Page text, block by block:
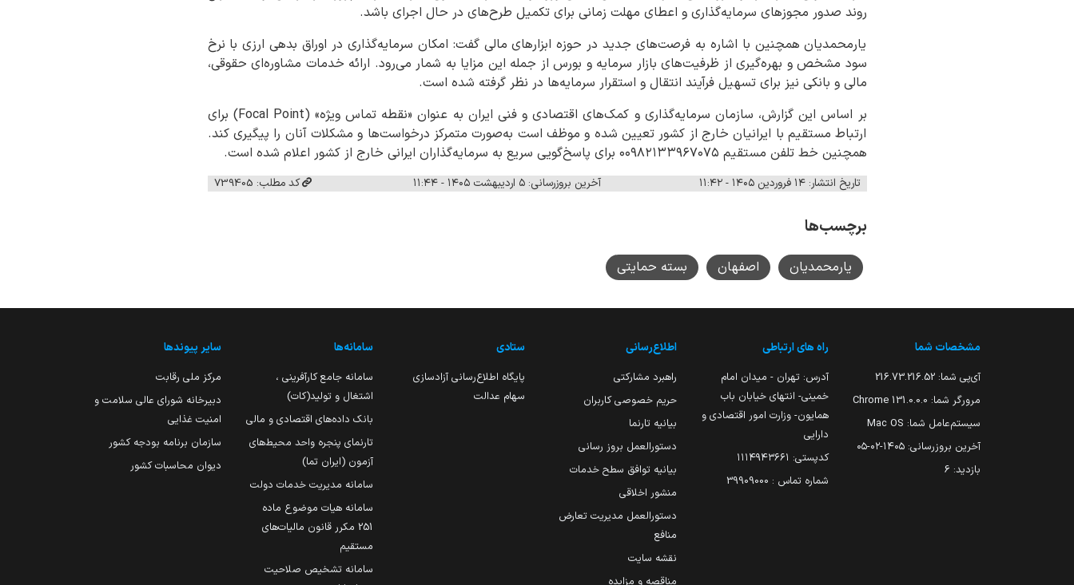
روند صدور مجوزهای سرمایه‌گذاری و اعطای مهلت زمانی برای تکمیل طرح‌های در حال اجرای باشد.
یارمحمدیان همچنین با اشاره به فرصت‌های جدید در حوزه ابزارهای مالی گفت: امکان سرمایه‌گذاری در اوراق بدهی ارزی با نرخ
سود مشخص و بهره‌گیری از ظرفیت‌های بازار سرمایه و بورس از جمله این مزایا به شمار می‌رود. ارائه خدمات مشاوره‌ای حقوقی،
مالی و بانکی نیز برای تسهیل فرآیند انتقال و استقرار سرمایه‌ها در نظر گرفته شده است.
بر اساس این گزارش، سازمان سرمایه‌گذاری و کمک‌های اقتصادی و فنی ایران به عنوان «نقطه تماس ویژه» (Focal Point) برای
ارتباط مستقیم با ایرانیان خارج از کشور تعیین شده و موظف است به‌صورت متمرکز درخواست‌ها و مشکلات آنان را پیگیری کند.
همچنین خط تلفن مستقیم ۰۰۹۸۲۱۳۳۹۶۷۰۷۵ برای پاسخ‌گویی سریع به سرمایه‌گذاران ایرانی خارج از کشور اعلام شده است.
تاریخ انتشار: ۱۴ فروردین ۱۴۰۵ - ۱۱:۴۲ آخرین بروزرسانی: ۵ اردیبهشت ۱۴۰۵ - ۱۱:۴۴ کد مطلب: 739405
برچسب‌ها
یارمحمدیان اصفهان بسته حمایتی
مشخصات شما
آی‌پی شما: 216.73.216.52
مرورگر شما: 131.0.0.0 Chrome
سیستم‌عامل شما: Mac OS
آخرین بروزرسانی: ۱۴۰۵-۰۲-۰۵
بازدید: 6
راه های ارتباطی
آدرس: تهران - میدان امام
خمینی- انتهای خیابان باب
همایون- وزارت امور اقتصادی و
دارایی
کدپستی: ۱۱۱۴۹۴۳۶۶۱
شماره تماس : 39909000
اطلاع‌رسانی
راهبرد مشارکتی
حریم خصوصی کاربران
بیانیه تارنما
دستورالعمل بروز رسانی
بیانیه توافق سطح خدمات
منشور اخلاقی
دستورالعمل مدیریت تعارض
منافع
نقشه سایت
مناقصه و مزایده
ستادی
پایگاه اطلاع‌رسانی آزادسازی
سهام عدالت
سامانه‌ها
سامانه جامع کارآفرینی ،
اشتغال و تولید(کات)
بانک داده‌های اقتصادی و مالی
تارنمای پنجره واحد محیط‌های
آزمون (ایران تما)
سامانه مدیریت خدمات دولت
سامانه هیات موضوع ماده
251 مکرر قانون مالیات‌های
مستقیم
سامانه تشخیص صلاحیت
سایر پیوندها
مرکز ملی رقابت
دبیرخانه شورای عالی سلامت و
امنیت غذایی
سازمان برنامه بودجه کشور
دیوان محاسبات کشور